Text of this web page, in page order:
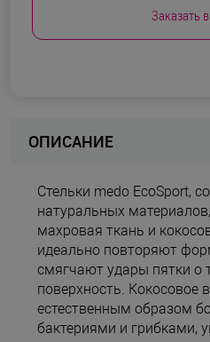
Заказать
ОПИСАНИЕ
Стельки medo EcoSport,
натуральных
махровая ткань и
идеально повторяют
смягчают удары пятки о
поверхность. Кокосовое
естественным образом
бактериями и грибками,